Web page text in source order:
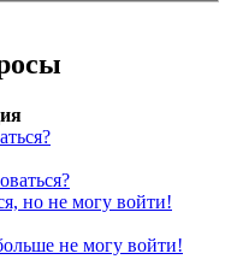
но не могу войти!
не могу войти!